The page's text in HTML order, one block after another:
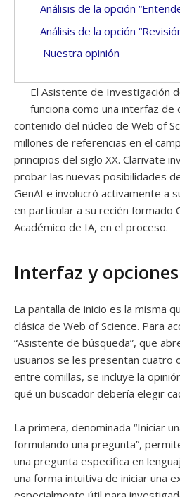
Análisis de la opción
Análisis de la opción
Nuestra opinión
El Asistente de Investigación
funciona como una interfaz de
contenido del núcleo de Web of
millones de referencias en el
principios del siglo XX. Clarivate
probar las nuevas posibilidades
GenAI e involucró activamente a
en particular a su recién formado
Académico de IA, en el proceso.
Interfaz y
La pantalla de inicio es la misma
clásica de Web of Science. Para
“Asistente de búsqueda”, que
usuarios se les presentan cuatro
entre comillas, se incluye la
qué un buscador debería elegir
La primera, denominada “Iniciar
formulando una pregunta”,
una pregunta específica en
una forma intuitiva de iniciar una